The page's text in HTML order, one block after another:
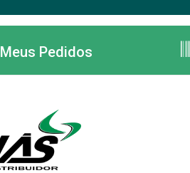
Meus Pedidos